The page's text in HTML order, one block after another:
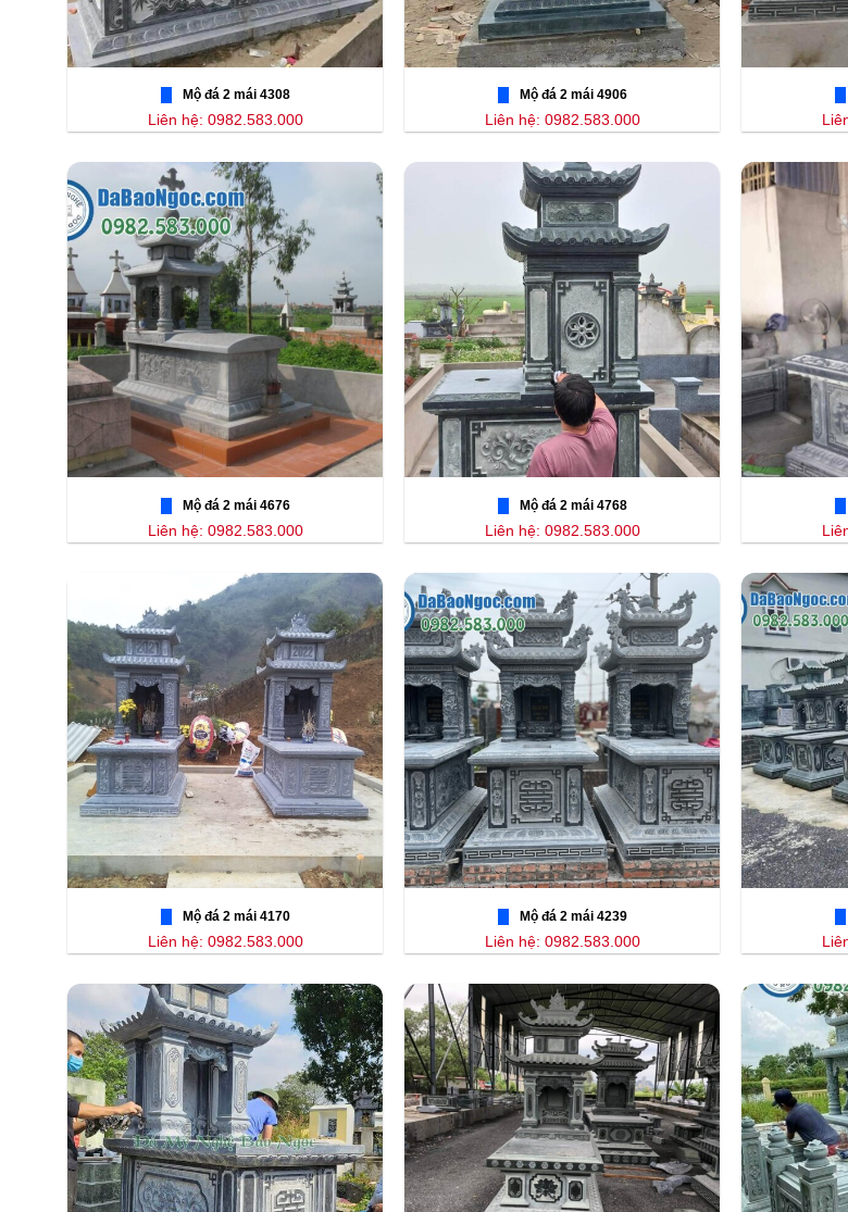
Mộ đá 2 mái 4308
Liên hệ: 0982.583.000
Mộ đá 2 mái 4906
Liên hệ: 0982.583.000
Mộ đá 2 mái 4676
Liên hệ: 0982.583.000
Mộ đá 2 mái 4768
Liên hệ: 0982.583.000
Mộ đá 2 mái 4170
Liên hệ: 0982.583.000
Mộ đá 2 mái 4239
Liên hệ: 0982.583.000